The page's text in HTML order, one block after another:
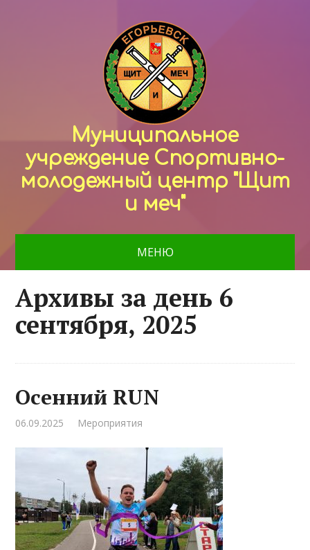
Муниципальное
учреждение Спортивно-
молодежный центр "Щит
и меч"
МЕНЮ
Архивы за день 6
сентября, 2025
Осенний RUN
06.09.2025 Мероприятия